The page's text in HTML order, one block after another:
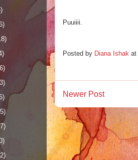
Puuiiii.
Posted by Diana Ishak at
Newer Post